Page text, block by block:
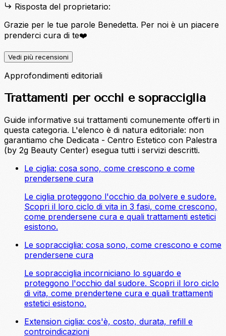
Risposta del proprietario:
Grazie per le tue parole Benedetta. Per noi è un piacere
prenderci cura di te❤️
Vedi più recensioni
Approfondimenti editoriali
Trattamenti per occhi e sopracciglia
Guide informative sui trattamenti comunemente offerti in
questa categoria. L'elenco è di natura editoriale: non
garantiamo che Dedicata - Centro Estetico con Palestra
(by 2g Beauty Center) esegua tutti i servizi descritti.
Le ciglia: cosa sono, come crescono e come
prendersene cura
Le ciglia proteggono l'occhio da polvere e sudore.
Scopri il loro ciclo di vita in 3 fasi, come crescono,
come prendersene cura e quali trattamenti estetici
esistono.
Le sopracciglia: cosa sono, come crescono e come
prendersene cura
Le sopracciglia incorniciano lo sguardo e
proteggono l'occhio dal sudore. Scopri il loro ciclo
di vita, come prendertene cura e quali trattamenti
estetici esistono.
Extension ciglia: cos'è, costo, durata, refill e
controindicazioni